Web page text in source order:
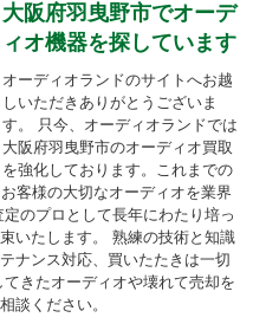
大阪府羽曳野市でオーデ
ィオ機器を探しています
オーディオランドのサイトへお越
しいただきありがとうございま
す。
只今、オーディオランドでは
大阪府羽曳野市のオーディオ買取
を強化しております。 これまでの
客様の大切なオーディオを業界
定のプロとして長年にわたり培っ
いたします。
熟練の技術と知識
ナンス対応、買いたたきは一切
きたオーディオや壊れて売却を
談ください。